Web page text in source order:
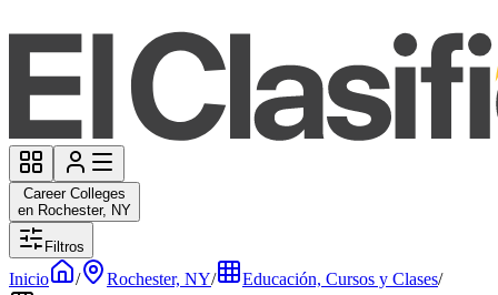
Career Colleges
en Rochester, NY
Filtros
Inicio / Rochester, NY/ Educación, Cursos y Clases/